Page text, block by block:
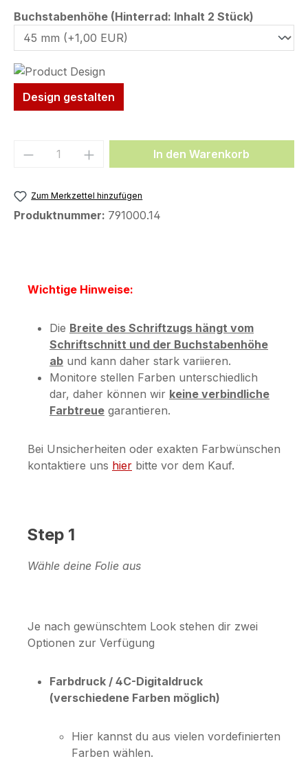
Buchstabenhöhe (Hinterrad: Inhalt 2 Stück)
Design gestalten
Produkt Anzahl: Gib denIn den Warenkorb
Zum Merkzettel hinzufügen
Produktnummer: 791000.14
Wichtige Hinweise:
Die Breite des Schriftzugs hängt vom
Schriftschnitt und der Buchstabenhöhe
ab und kann daher stark variieren.
Monitore stellen Farben unterschiedlich
dar, daher können wir keine verbindliche
Farbtreue garantieren.
Bei Unsicherheiten oder exakten Farbwünschen
kontaktiere uns hier bitte vor dem Kauf.
Step 1
Wähle deine Folie aus
Je nach gewünschtem Look stehen dir zwei
Optionen zur Verfügung
Farbdruck / 4C-Digitaldruck
(verschiedene Farben möglich)
Hier kannst du aus vielen vordefinierten
Farben wählen.